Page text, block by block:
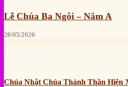
Lễ Chúa Ba Ngôi – Năm A
28/05/2026
Chúa Nhật Chúa Thánh Thần Hiện